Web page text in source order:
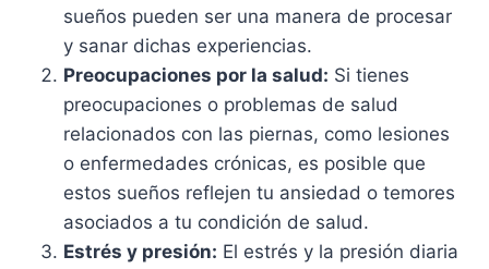
sueños pueden ser una manera de procesar
y sanar dichas experiencias.
Preocupaciones por la salud: Si tienes
preocupaciones o problemas de salud
relacionados con las piernas, como lesiones
o enfermedades crónicas, es posible que
estos sueños reflejen tu ansiedad o temores
asociados a tu condición de salud.
Estrés y presión: El estrés y la presión diaria